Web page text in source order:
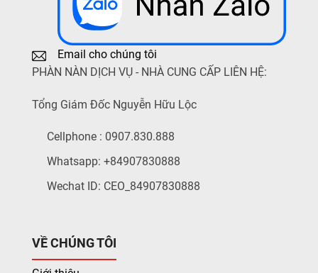
Email cho chúng tôi
PHÀN NÀN DỊCH VỤ - NHÀ CUNG CẤP LIÊN HỆ:
Tổng Giám Đốc Nguyễn Hữu Lộc
Cellphone : 0907.830.888
Whatsapp: +84907830888
Wechat ID: CEO_84907830888
VỀ CHÚNG TÔI